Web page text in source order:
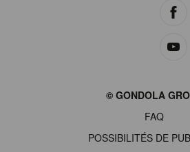
© GONDOLA
FAQ
POSSIBILITÉS DE